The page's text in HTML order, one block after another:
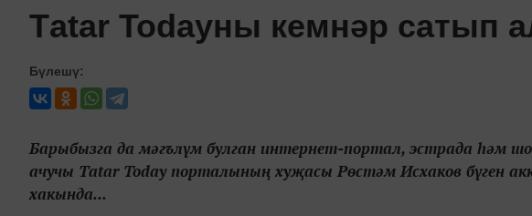
Тatar Todayны кемнәр сатып
Бүлешү:
Барыбызга да мәгълүм булган интернет-портал, эстрада һәм
ачучы Тatar Today порталының хуҗасы Рөстәм Исхаков бүген
хакында...